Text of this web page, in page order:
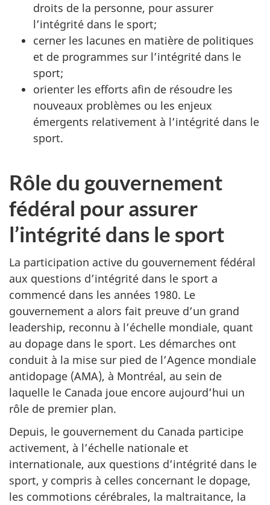
droits de la personne, pour assurer
l’intégrité dans le sport;
cerner les lacunes en matière de politiques
et de programmes sur l’intégrité dans le
sport;
orienter les efforts afin de résoudre les
nouveaux problèmes ou les enjeux
émergents relativement à l’intégrité dans le
sport.
Rôle du gouvernement
fédéral pour assurer
l’intégrité dans le sport
La participation active du gouvernement fédéral
aux questions d’intégrité dans le sport a
commencé dans les années 1980. Le
gouvernement a alors fait preuve d’un grand
leadership, reconnu à l’échelle mondiale, quant
au dopage dans le sport. Les démarches ont
conduit à la mise sur pied de l’Agence mondiale
antidopage (AMA), à Montréal, au sein de
laquelle le Canada joue encore aujourd’hui un
rôle de premier plan.
Depuis, le gouvernement du Canada participe
activement, à l’échelle nationale et
internationale, aux questions d’intégrité dans le
sport, y compris à celles concernant le dopage,
les commotions cérébrales, la maltraitance, la